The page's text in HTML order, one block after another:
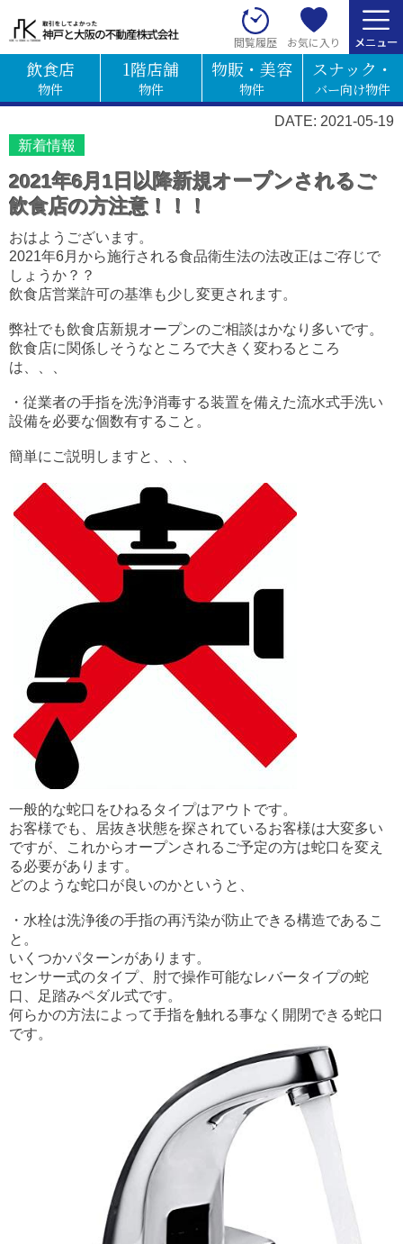
閲覧履歴 お気に入り
飲食店
物件
1階店舗
物件
物販・美容
物件
スナック・
バー向け物件
DATE: 2021-05-19
新着情報
2021年6月1日以降新規オープンされるご
飲食店の方注意！！！
おはようございます。
2021年6月から施行される食品衛生法の法改正はご存じで
しょうか？？
飲食店営業許可の基準も少し変更されます。
弊社でも飲食店新規オープンのご相談はかなり多いです。
飲食店に関係しそうなところで大きく変わるところ
は、、、
・従業者の手指を洗浄消毒する装置を備えた流水式手洗い
設備を必要な個数有すること。
簡単にご説明しますと、、、
一般的な蛇口をひねるタイプはアウトです。
お客様でも、居抜き状態を探されているお客様は大変多い
ですが、これからオープンされるご予定の方は蛇口を変え
る必要があります。
どのような蛇口が良いのかというと、
・水栓は洗浄後の手指の再汚染が防止できる構造であるこ
と。
いくつかパターンがあります。
センサー式のタイプ、肘で操作可能なレバータイプの蛇
口、足踏みペダル式です。
何らかの方法によって手指を触れる事なく開閉できる蛇口
です。